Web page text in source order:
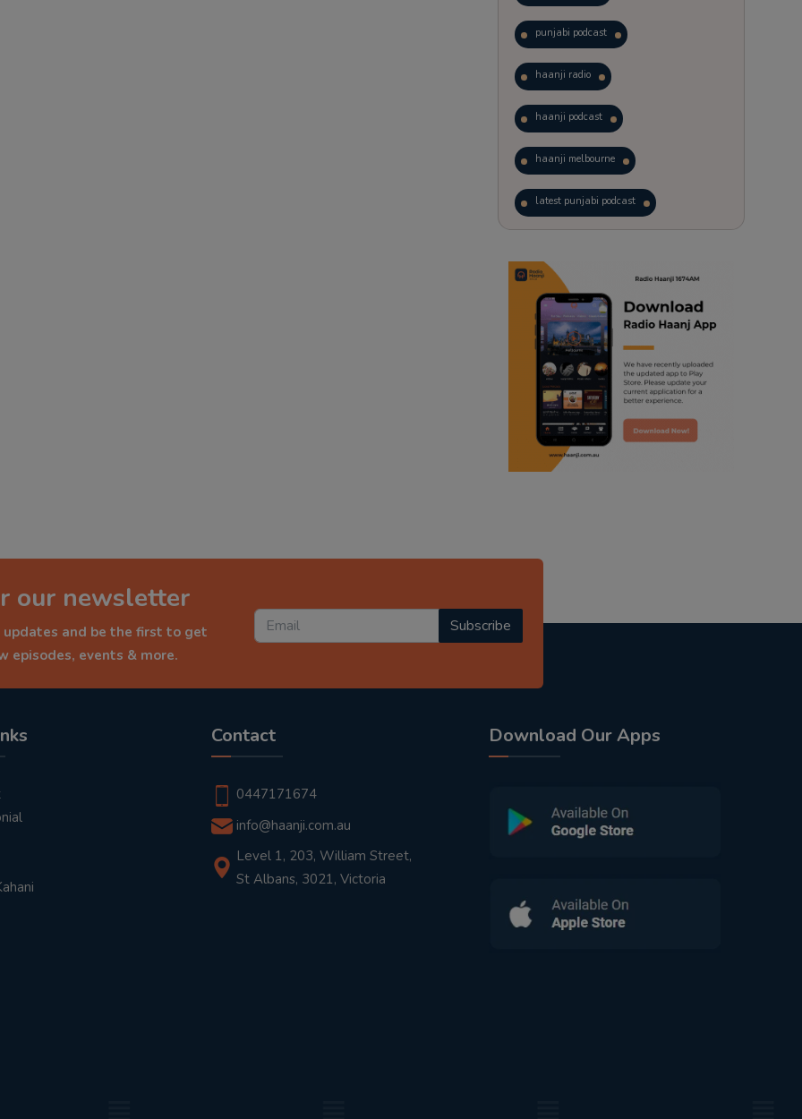
punjabi podcast
haanji radio
haanji podcast
haanji melbourne
latest punjabi podcast
trending punjabi podcast
ranjodh singh
punjabi podcast australia
radio haanji updates
punjabi kahani
our newsletter
and be the first to get
episodes, events & more.
Subscribe
Contact
0447171674
info@haanji.com.au
Level 1, 203, William Street,
St Albans, 3021, Victoria
Download Our Apps